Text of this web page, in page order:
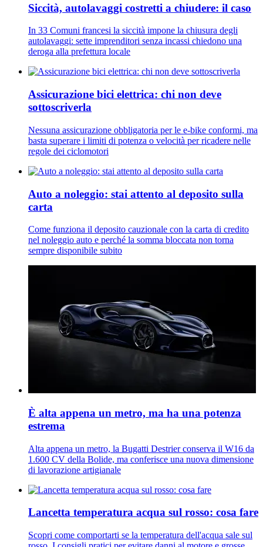
Siccità, autolavaggi costretti a chiudere: il caso
In 33 Comuni francesi la siccità impone la chiusura degli
autolavaggi: sette imprenditori senza incassi chiedono una
deroga alla prefettura locale
Assicurazione bici elettrica: chi non deve
sottoscriverla
Nessuna assicurazione obbligatoria per le e-bike conformi, ma
basta superare i limiti di potenza o velocità per ricadere nelle
regole dei ciclomotori
Auto a noleggio: stai attento al deposito sulla
carta
Come funziona il deposito cauzionale con la carta di credito
nel noleggio auto e perché la somma bloccata non torna
sempre disponibile subito
È alta appena un metro, ma ha una potenza
estrema
Alta appena un metro, la Bugatti Destrier conserva il W16 da
1.600 CV della Bolide, ma conferisce una nuova dimensione
di lavorazione artigianale
Lancetta temperatura acqua sul rosso: cosa fare
Scopri come comportarti se la temperatura dell'acqua sale sul